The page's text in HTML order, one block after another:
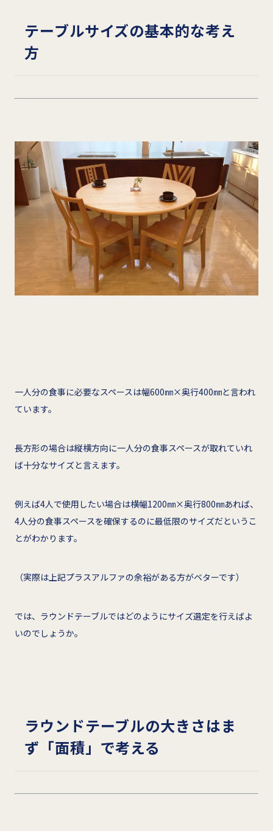
テーブルサイズの基本的な考え
方
一人分の食事に必要なスペースは幅600㎜×奥行400㎜と言われ
ています。
長方形の場合は縦横方向に一人分の食事スペースが取れていれ
ば十分なサイズと言えます。
例えば4人で使用したい場合は横幅1200㎜×奥行800㎜あれば、
4人分の食事スペースを確保するのに最低限のサイズだというこ
とがわかります。
（実際は上記プラスアルファの余裕がある方がベターです）
では、ラウンドテーブルではどのようにサイズ選定を行えばよ
いのでしょうか。
ラウンドテーブルの大きさはま
ず「面積」で考える